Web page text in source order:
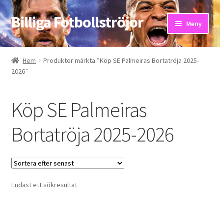
Hoppa
till
navigering
Hoppa
till
innehåll
Billiga Fotbollströjor Meny
Hem
Bloggar
Hem
Produkter märkta ”Köp SE Palmeiras Bortatröja 2025-
2026”
Köp SE Palmeiras
Bortatröja 2025-2026
Endast ett sökresultat